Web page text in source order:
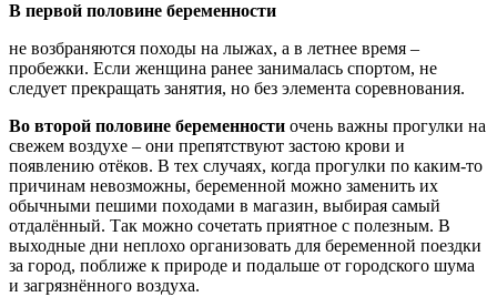
В первой половине беременности
не возбраняются походы на лыжах, а в летнее время –
пробежки. Если женщина ранее занималась спортом, не
следует прекращать занятия, но без элемента соревнования.
Во второй половине беременности очень важны прогулки на
свежем воздухе – они препятствуют застою крови и
появлению отёков. В тех случаях, когда прогулки по каким-то
причинам невозможны, беременной можно заменить их
обычными пешими походами в магазин, выбирая самый
отдалённый. Так можно сочетать приятное с полезным. В
выходные дни неплохо организовать для беременной поездки
за город, поближе к природе и подальше от городского шума
и загрязнённого воздуха.